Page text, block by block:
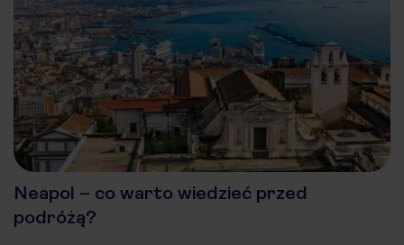
Neapol – co warto wiedzieć przed
podróżą?